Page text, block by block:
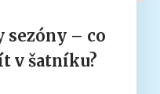
sezóny – co
v šatníku?